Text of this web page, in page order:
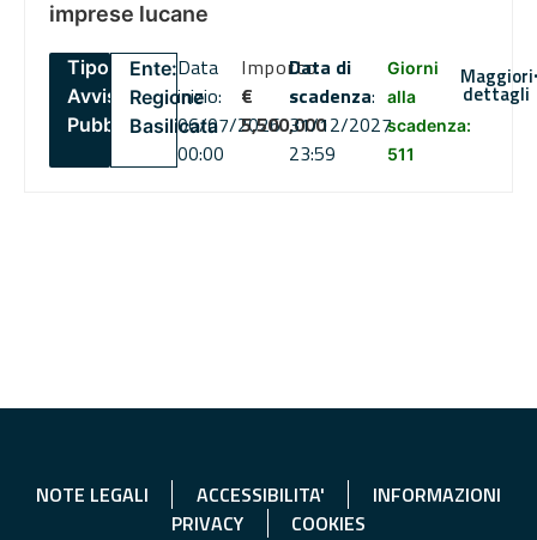
imprese lucane
Tipo:
Avviso
Pubblico
Ente:
Regione
Basilicata
Data
inizio:
06/07/2026
00:00
Importo
€
5,500,000
Data di
scadenza:
31/12/2027
23:59
Giorni
alla
scadenza:
511
Maggiori
dettagli
NOTE LEGALI ACCESSIBILITA'
INFORMAZIONI
PRIVACY
COOKIES